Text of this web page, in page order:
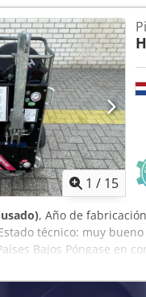
1 / 15
, Año de
técnico: muy
Bajos Póngase en
* Funcionamiento
kg * Inclinación: 90°